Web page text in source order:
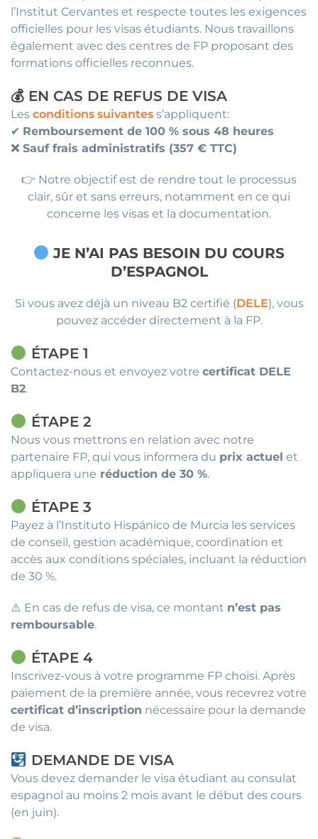
l’Institut Cervantes et respecte toutes les exigences
officielles pour les visas étudiants. Nous travaillons
également avec des centres de FP proposant des
formations officielles reconnues.
💰 EN CAS DE REFUS DE VISA
Les conditions suivantes s’appliquent:
✔ Remboursement de 100 % sous 48 heures
❌ Sauf frais administratifs (357 € TTC)
👉 Notre objectif est de rendre tout le processus
clair, sûr et sans erreurs, notamment en ce qui
concerne les visas et la documentation.
JE N’AI PAS BESOIN DU COURS
D’ESPAGNOL
Si vous avez déjà un niveau B2 certifié (DELE), vous
pouvez accéder directement à la FP.
ÉTAPE 1
Contactez-nous et envoyez votre certificat DELE
B2.
ÉTAPE 2
Nous vous mettrons en relation avec notre
partenaire FP, qui vous informera du prix actuel et
appliquera une réduction de 30 %.
ÉTAPE 3
Payez à l’Instituto Hispánico de Murcia les services
de conseil, gestion académique, coordination et
accès aux conditions spéciales, incluant la réduction
de 30 %.
⚠️ En cas de refus de visa, ce montant n’est pas
remboursable.
ÉTAPE 4
Inscrivez-vous à votre programme FP choisi. Après
paiement de la première année, vous recevrez votre
certificat d’inscription nécessaire pour la demande
de visa.
DEMANDE DE VISA
Vous devez demander le visa étudiant au consulat
espagnol au moins 2 mois avant le début des cours
(en juin).